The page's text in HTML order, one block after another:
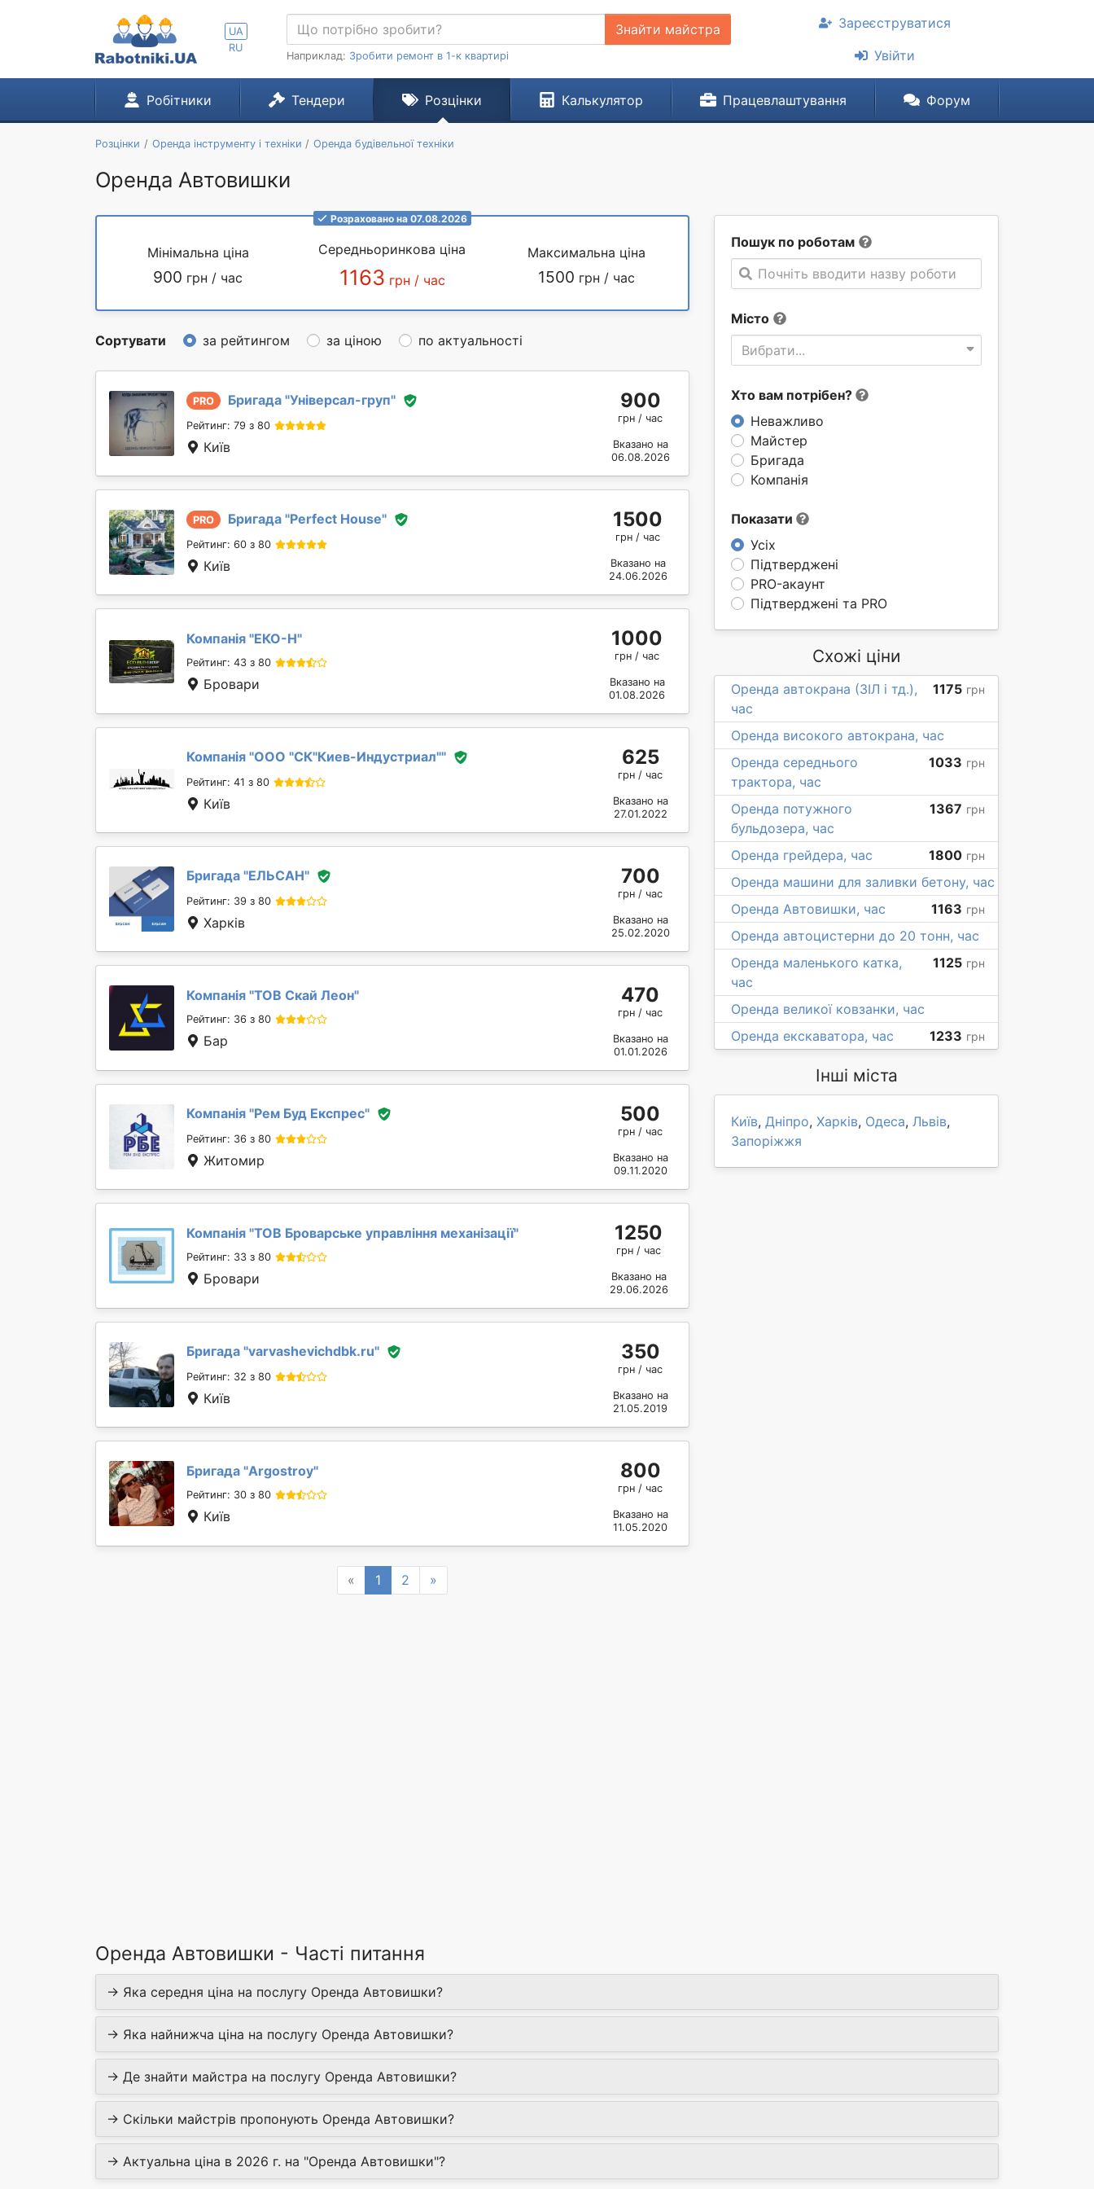
UA
RU
Знайти майстра
Наприклад: Зробити ремонт в 1-к квартирі
Зареєструватися
Увійти
Робітники Тендери Розцінки Калькулятор Працевлаштування Форум
Розцінки Оренда інструменту і техніки Оренда будівельної техніки
Оренда Автовишки
Пошук по роботам
Почніть вводити назву роботи
Місто
Вибрати...
Хто вам потрібен?
Неважливо
Майстер
Бригада
Компанія
Показати
Усіх
Підтверджені
PRO-акаунт
Підтверджені та PRO
Розраховано на 07.08.2026
Мінімальна ціна
900 грн / час
Середньоринкова ціна
1163 грн / час
Максимальна ціна
1500 грн / час
Сортувати за рейтингом за ціною по актуальності
PRO Бригада "Універсал-груп"
Рейтинг: 79 з 80
Київ
900
грн / час
Вказано на
06.08.2026
PRO Бригада "Perfect House"
Рейтинг: 60 з 80
Київ
1500
грн / час
Вказано на
24.06.2026
Компанія "ЕКО-Н"
Рейтинг: 43 з 80
Бровари
1000
грн / час
Вказано на
01.08.2026
Компанія "ООО "СК"Киев-Индустриал""
Рейтинг: 41 з 80
Київ
625
грн / час
Вказано на
27.01.2022
Бригада "ЕЛЬСАН"
Рейтинг: 39 з 80
Харків
700
грн / час
Вказано на
25.02.2020
Компанія "ТОВ Скай Леон"
Рейтинг: 36 з 80
Бар
470
грн / час
Вказано на
01.01.2026
Компанія "Рем Буд Експрес"
Рейтинг: 36 з 80
Житомир
500
грн / час
Вказано на
09.11.2020
Компанія "ТОВ Броварське управління механізації"
Рейтинг: 33 з 80
Бровари
1250
грн / час
Вказано на
29.06.2026
Бригада "varvashevichdbk.ru"
Рейтинг: 32 з 80
Київ
350
грн / час
Вказано на
21.05.2019
Бригада "Argostroy"
Рейтинг: 30 з 80
Київ
800
грн / час
Вказано на
11.05.2020
« Previous
1 2 »
Схожі ціни
Оренда автокрана (ЗІЛ і тд.),
час
1175 грн
Оренда високого автокрана, час
Оренда середнього
трактора, час
1033 грн
Оренда потужного
бульдозера, час
1367 грн
Оренда грейдера, час 1800 грн
Оренда машини для заливки бетону, час
Оренда Автовишки, час
1163 грн
Оренда автоцистерни до 20 тонн, час
Оренда маленького катка,
час
1125 грн
Оренда великої ковзанки, час
Оренда екскаватора, час
1233 грн
Інші міста
Київ, Дніпро, Харків, Одеса, Львів,
Запоріжжя
Оренда Автовишки - Часті питання
→ Яка середня ціна на послугу Оренда Автовишки?
→ Яка найнижча ціна на послугу Оренда Автовишки?
→ Де знайти майстра на послугу Оренда Автовишки?
→ Скільки майстрів пропонують Оренда Автовишки?
→ Актуальна ціна в 2026 г. на "Оренда Автовишки"?